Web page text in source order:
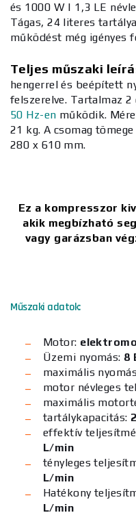
és 1000 W | 1,3 LE
Tágas, 24 literes
működést még igényes
Teljes műszaki
hengerrel és beépített
felszerelve. Tartalmaz
50 Hz-en működik.
21 kg. A csomag
280 x 610 mm.
Ez a kompresszor
akik megbízható
vagy garázsban
Műszaki adatok:
Motor:
Üzemi nyomás: 8
maximális
motor névleges
maximális
tartálykapacitás:
effektív
L/min
tényleges
L/min
Hatékony
L/min